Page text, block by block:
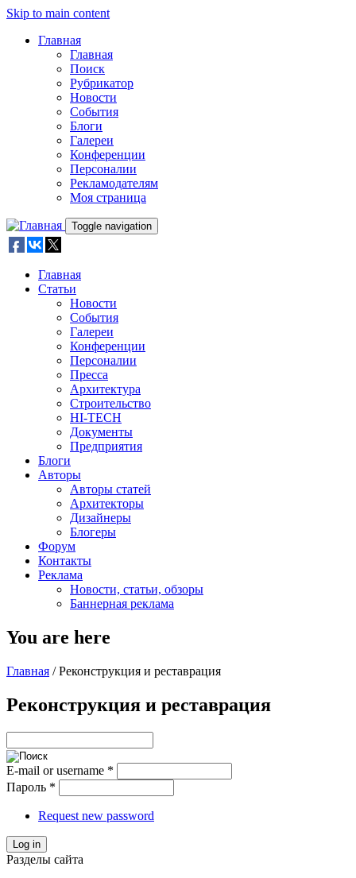
Skip to main content
Главная
Главная
Поиск
Рубрикатор
Новости
События
Блоги
Галереи
Конференции
Персоналии
Рекламодателям
Моя страница
Toggle navigation
Главная
Статьи
Новости
События
Галереи
Конференции
Персоналии
Пресса
Архитектура
Строительство
HI-TECH
Документы
Предприятия
Блоги
Авторы
Авторы статей
Архитекторы
Дизайнеры
Блогеры
Форум
Контакты
Реклама
Новости, статьи, обзоры
Баннерная реклама
You are here
Главная / Реконструкция и реставрация
Реконструкция и реставрация
E-mail or username *
Пароль *
Request new password
Log in
Разделы сайта